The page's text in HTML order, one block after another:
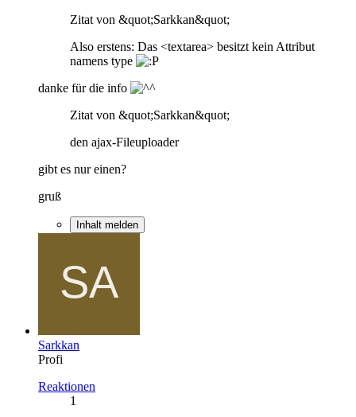
Zitat von &quot;Sarkkan&quot;
Also erstens: Das <textarea> besitzt kein Attribut
namens type
danke für die info
Zitat von &quot;Sarkkan&quot;
den ajax-Fileuploader
gibt es nur einen?
gruß
Inhalt melden
Sarkkan
Profi
Reaktionen
1